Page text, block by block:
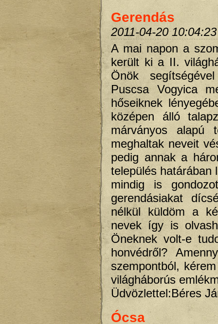
Gerendás
2011-04-20 10:04:23
A mai napon a
került ki a II.
Önök
Puscsa Vogyica
hőseiknek
középen álló
márványos alapú
meghaltak neveit
pedig annak a
település határában
mindig is
gerendásiakat
nélkül küldöm a
nevek így is
Öneknek volt-e
honvédről?
szempontból,
világháborús
Üdvözlettel:Béres
Ócsa